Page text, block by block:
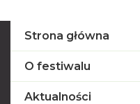
Strona główna
O festiwalu
Aktualności